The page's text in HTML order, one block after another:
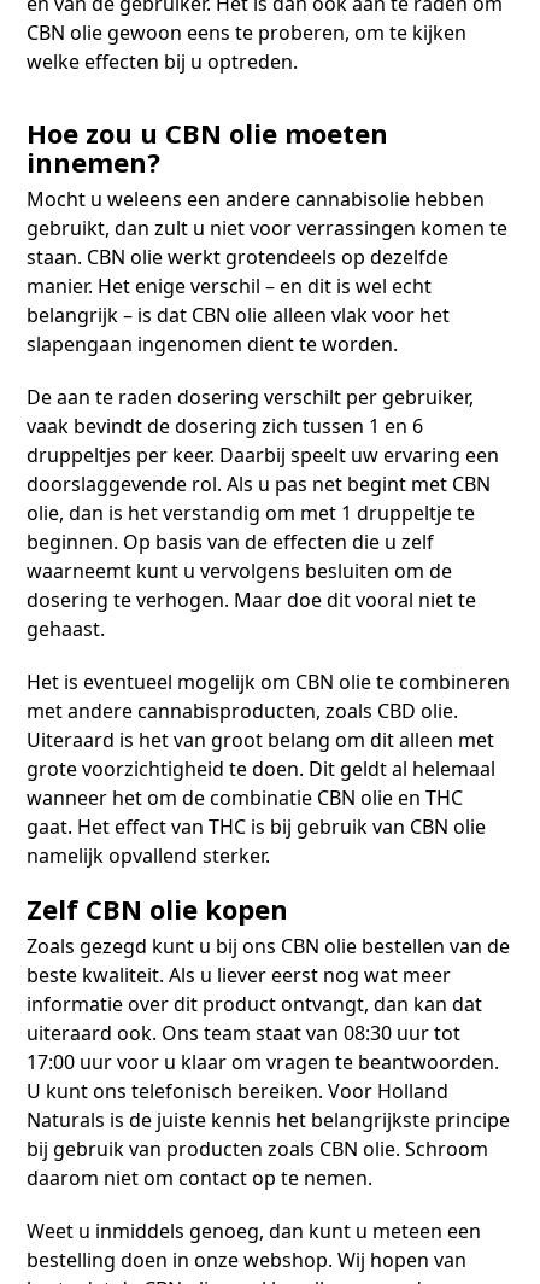
CBN olie gewoon eens te proberen, om te kijken
welke effecten bij u optreden.
Hoe zou u CBN olie moeten
innemen?
Mocht u weleens een andere cannabisolie hebben
gebruikt, dan zult u niet voor verrassingen komen te
staan. CBN olie werkt grotendeels op dezelfde
manier. Het enige verschil – en dit is wel echt
belangrijk – is dat CBN olie alleen vlak voor het
slapengaan ingenomen dient te worden.
De aan te raden dosering verschilt per gebruiker,
vaak bevindt de dosering zich tussen 1 en 6
druppeltjes per keer. Daarbij speelt uw ervaring een
doorslaggevende rol. Als u pas net begint met CBN
olie, dan is het verstandig om met 1 druppeltje te
beginnen. Op basis van de effecten die u zelf
waarneemt kunt u vervolgens besluiten om de
dosering te verhogen. Maar doe dit vooral niet te
gehaast.
Het is eventueel mogelijk om CBN olie te combineren
met andere cannabisproducten, zoals CBD olie.
Uiteraard is het van groot belang om dit alleen met
grote voorzichtigheid te doen. Dit geldt al helemaal
wanneer het om de combinatie CBN olie en THC
gaat. Het effect van THC is bij gebruik van CBN olie
namelijk opvallend sterker.
Zelf CBN olie kopen
Zoals gezegd kunt u bij ons CBN olie bestellen van de
beste kwaliteit. Als u liever eerst nog wat meer
informatie over dit product ontvangt, dan kan dat
uiteraard ook. Ons team staat van 08:30 uur tot
17:00 uur voor u klaar om vragen te beantwoorden.
U kunt ons telefonisch bereiken. Voor Holland
Naturals is de juiste kennis het belangrijkste principe
bij gebruik van producten zoals CBN olie. Schroom
daarom niet om contact op te nemen.
Weet u inmiddels genoeg, dan kunt u meteen een
bestelling doen in onze webshop. Wij hopen van